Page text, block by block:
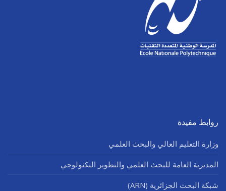
روابط مفيدة
وزارة التعليم العالي والبحث العلمي
المديرية العامة للبحث العلمي والتطوير التكنولوجي
شبكة البحث الجزائرية (ARN)